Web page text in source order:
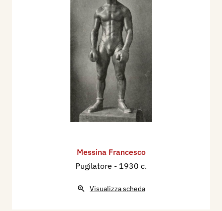
Messina Francesco
Pugilatore - 1930 c.
Visualizza scheda